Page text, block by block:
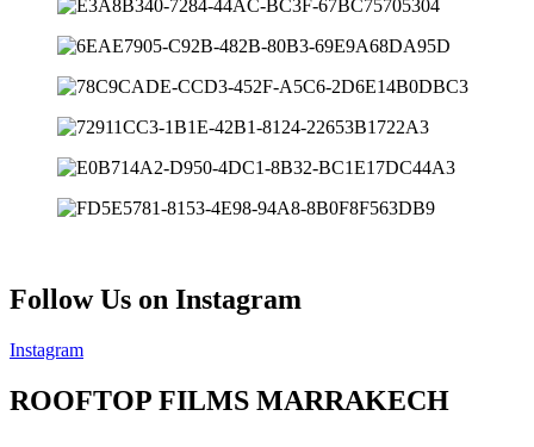
Follow Us on Instagram
Instagram
ROOFTOP FILMS MARRAKECH